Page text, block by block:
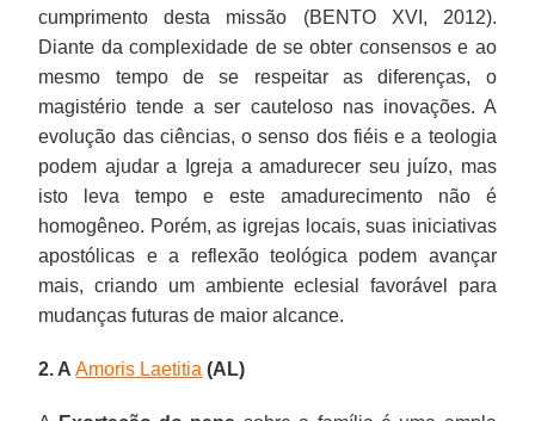
cumprimento desta missão (BENTO XVI, 2012).
Diante da complexidade de se obter consensos e ao
mesmo tempo de se respeitar as diferenças, o
magistério tende a ser cauteloso nas inovações. A
evolução das ciências, o senso dos fiéis e a teologia
podem ajudar a Igreja a amadurecer seu juízo, mas
isto leva tempo e este amadurecimento não é
homogêneo. Porém, as igrejas locais, suas iniciativas
apostólicas e a reflexão teológica podem avançar
mais, criando um ambiente eclesial favorável para
mudanças futuras de maior alcance.
2. AAmoris Laetitia (AL)